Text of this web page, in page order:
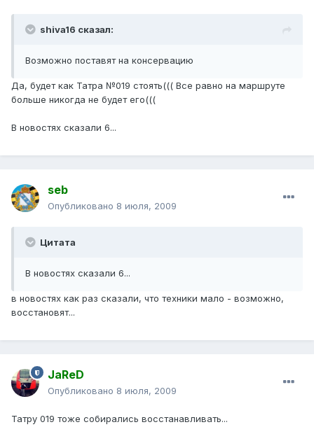
shiva16 сказал:
Возможно поставят на консервацию
Да, будет как Татра №019 стоять((( Все равно на маршруте
больше никогда не будет его(((
В новостях сказали 6...
seb
Опубликовано 8 июля, 2009
Цитата
В новостях сказали 6...
в новостях как раз сказали, что техники мало - возможно,
восстановят...
JaReD
Опубликовано 8 июля, 2009
Татру 019 тоже собирались восстанавливать...